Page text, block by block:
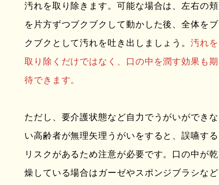
汚れを取り除きます。可能な場合は、左右の頬
を片方ずつブクブクして動かした後、全体をブ
クブクとして汚れを吐き出しましょう。汚れを
取り除くだけではなく、口の中を潤す効果も期
待できます。
ただし、要介護状態など自力でうがいができな
い高齢者が無理矢理うがいをすると、誤嚥する
リスクがあるため注意が必要です。口の中が乾
燥している場合はガーゼやスポンジブラシなど